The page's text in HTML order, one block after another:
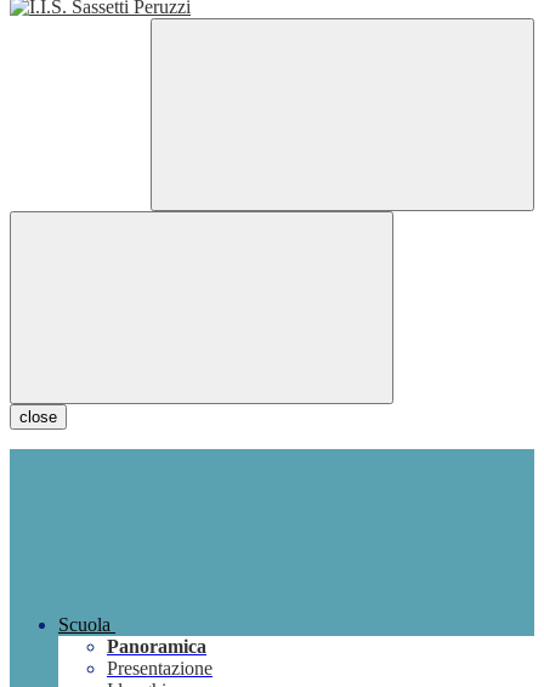
close
Scuola
Panoramica
Presentazione